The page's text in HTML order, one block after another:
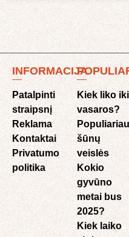
INFORMACIJA
Patalpinti
straipsnį
Reklama
Kontaktai
Privatumo
politika
Kiek liko iki
vasaros?
šūnų
veislės
Kokio
gyvūno
metai bus
2025?
Kiek laiko